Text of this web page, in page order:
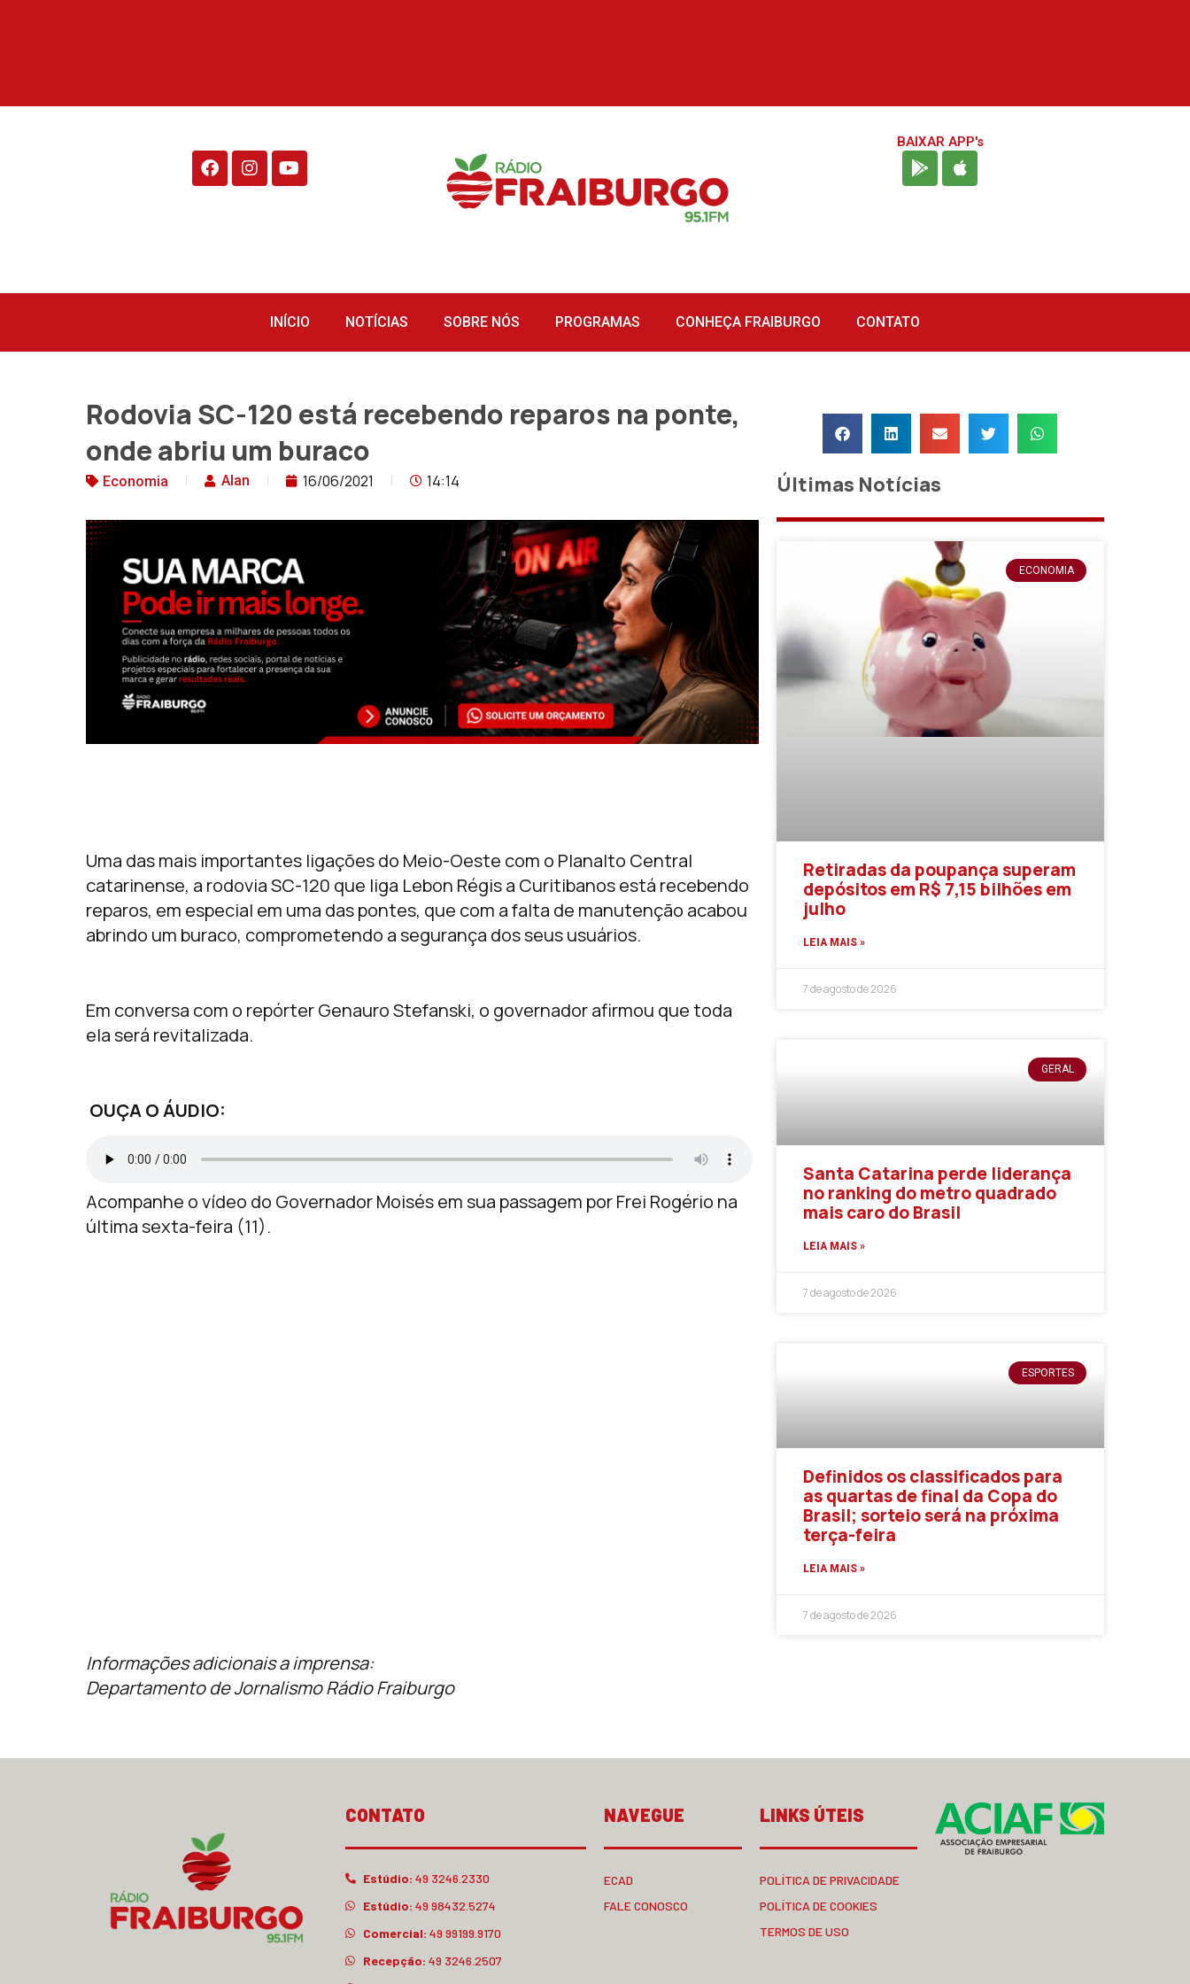
BAIXAR APP's
INÍCIO NOTÍCIAS SOBRE NÓS PROGRAMAS CONHEÇA FRAIBURGO CONTATO
Rodovia SC-120 está recebendo reparos na ponte,
onde abriu um buraco
Economia Alan 16/06/2021 14:14
Uma das mais importantes ligações do Meio-Oeste com o Planalto Central
catarinense, a rodovia SC-120 que liga Lebon Régis a Curitibanos está recebendo
reparos, em especial em uma das pontes, que com a falta de manutenção acabou
abrindo um buraco, comprometendo a segurança dos seus usuários.
Em conversa com o repórter Genauro Stefanski, o governador afirmou que toda
ela será revitalizada.
OUÇA O ÁUDIO:
Acompanhe o vídeo do Governador Moisés em sua passagem por Frei Rogério na
última sexta-feira (11).
Informações adicionais a imprensa:
Departamento de Jornalismo Rádio Fraiburgo
Últimas Notícias
ECONOMIA
Retiradas da poupança superam
depósitos em R$ 7,15 bilhões em
julho
LEIA MAIS »
7 de agosto de 2026
GERAL
Santa Catarina perde liderança
no ranking do metro quadrado
mais caro do Brasil
LEIA MAIS »
7 de agosto de 2026
ESPORTES
Definidos os classificados para
as quartas de final da Copa do
Brasil; sorteio será na próxima
terça-feira
LEIA MAIS »
7 de agosto de 2026
CONTATO
Estúdio: 49 3246.2330
Estúdio: 49 98432.5274
Comercial: 49 99199.9170
Recepção: 49 3246.2507
NAVEGUE
ECAD
FALE CONOSCO
LINKS ÚTEIS
POLÍTICA DE PRIVACIDADE
POLÍTICA DE COOKIES
TERMOS DE USO